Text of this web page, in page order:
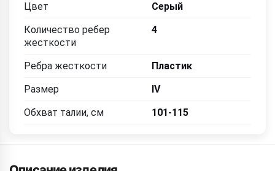
Цвет
Серый
Количество ребер
жесткости
4
Ребра жесткости
Пластик
Размер
IV
Обхват талии, см
101-115